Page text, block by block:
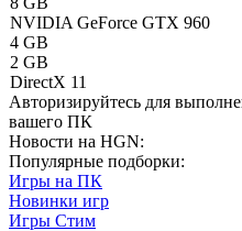
NVIDIA GeForce GTX 960
4 GB
2 GB
DirectX 11
Авторизируйтесь для
вашего ПК
Новости на HGN:
Популярные подборки:
Игры на ПК
Новинки игр
Игры Стим